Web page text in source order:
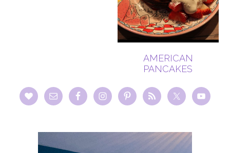
AMERICAN
PANCAKES